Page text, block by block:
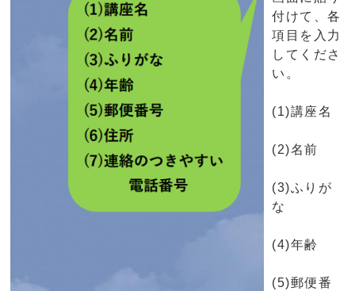
付けて、各
項目を入力
してくださ
い。
(1)講座名
(2)名前
(3)ふりが
な
(4)年齢
(5)郵便番